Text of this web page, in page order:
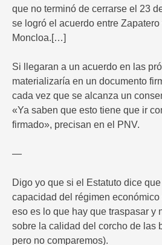
que no terminó de cerrarse el 23
se logró el acuerdo entre
Moncloa.[…]
Si llegaran a un acuerdo en las
materializaría en un documento
cada vez que se alcanza un
«Ya saben que esto tiene que ir
firmado», precisan en el PNV.
—
Digo yo que si el Estatuto dice
capacidad del régimen
eso es lo que hay que traspasar y
sobre la calidad del corcho de las
pero no comparemos).